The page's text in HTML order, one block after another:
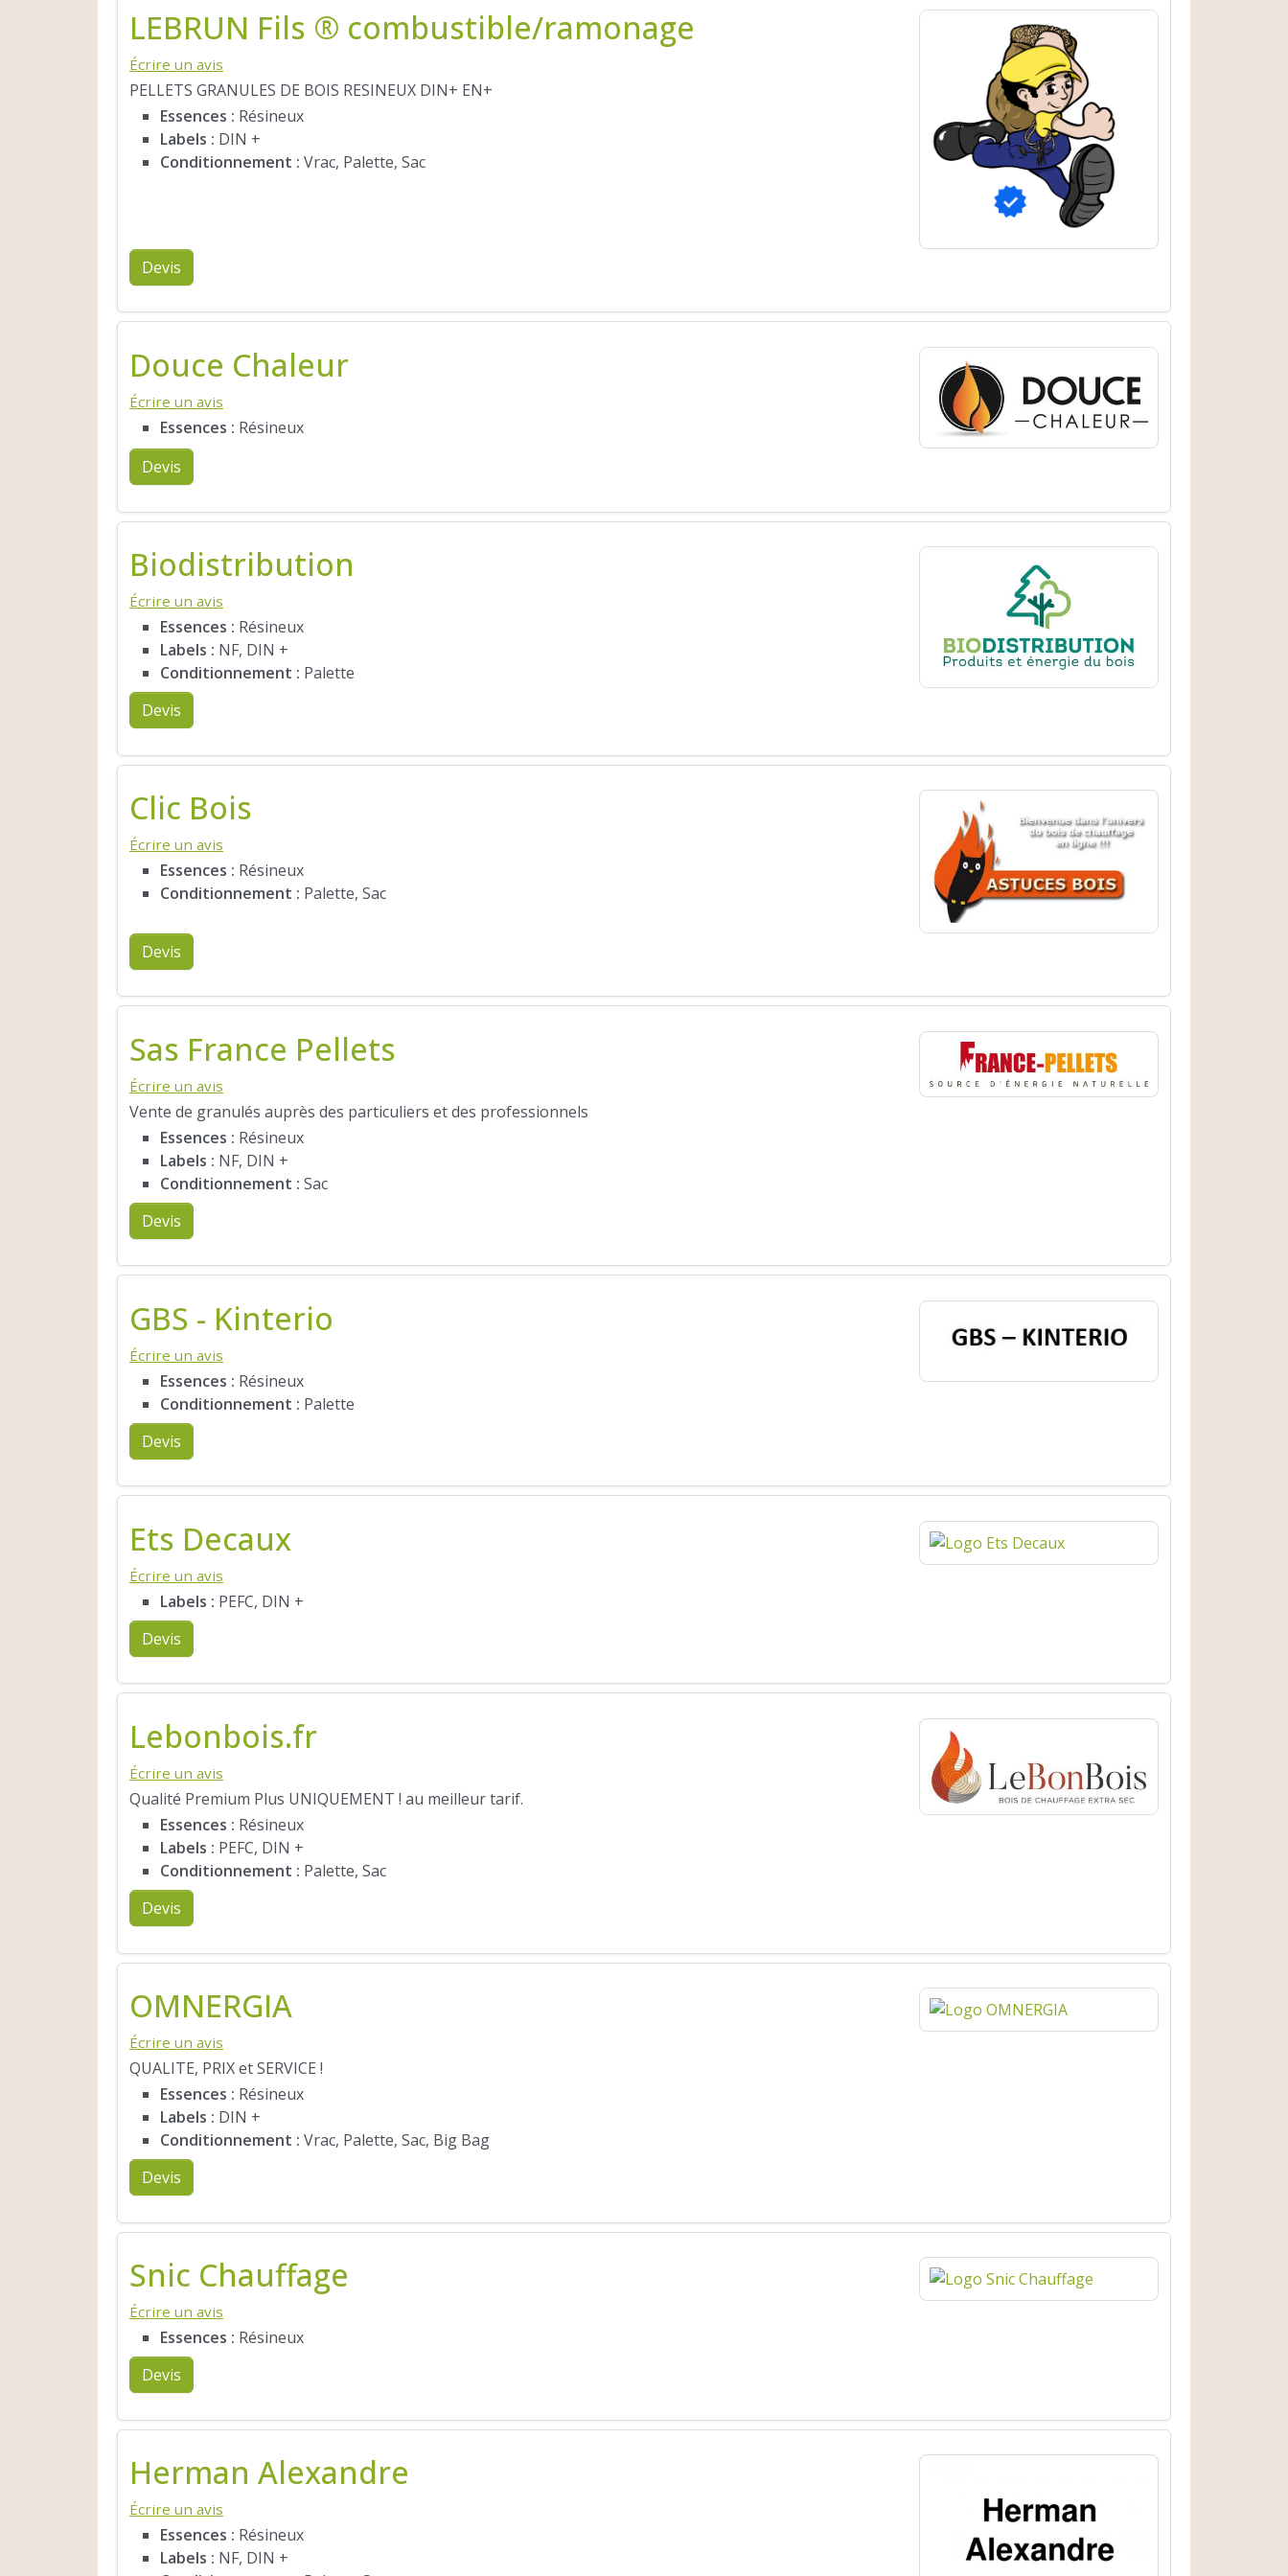
LEBRUN Fils ® combustible/ramonage
Écrire un avis
PELLETS GRANULES DE BOIS RESINEUX DIN+ EN+
Essences : Résineux
Labels : DIN +
Conditionnement : Vrac, Palette, Sac
Devis
Douce Chaleur
Écrire un avis
Essences : Résineux
Devis
Biodistribution
Écrire un avis
Essences : Résineux
Labels : NF, DIN +
Conditionnement : Palette
Devis
Clic Bois
Écrire un avis
Essences : Résineux
Conditionnement : Palette, Sac
Devis
Sas France Pellets
Écrire un avis
Vente de granulés auprès des particuliers et des professionnels
Essences : Résineux
Labels : NF, DIN +
Conditionnement : Sac
Devis
GBS - Kinterio
Écrire un avis
Essences : Résineux
Conditionnement : Palette
Devis
Ets Decaux
Écrire un avis
Labels : PEFC, DIN +
Devis
Lebonbois.fr
Écrire un avis
Qualité Premium Plus UNIQUEMENT ! au meilleur tarif.
Essences : Résineux
Labels : PEFC, DIN +
Conditionnement : Palette, Sac
Devis
OMNERGIA
Écrire un avis
QUALITE, PRIX et SERVICE !
Essences : Résineux
Labels : DIN +
Conditionnement : Vrac, Palette, Sac, Big Bag
Devis
Snic Chauffage
Écrire un avis
Essences : Résineux
Devis
Herman Alexandre
Écrire un avis
Essences : Résineux
Labels : NF, DIN +